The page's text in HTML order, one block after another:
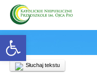
Open toolbar
Słuchaj tekstu